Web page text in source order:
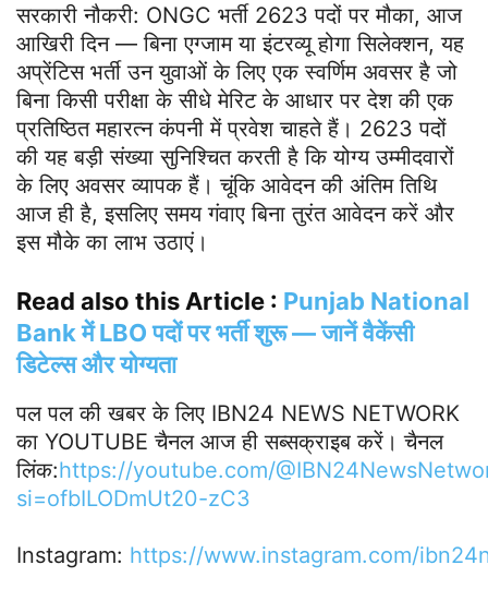
सरकारी नौकरी: ONGC भर्ती 2623 पदों पर मौका, आज
आखिरी दिन — बिना एग्जाम या इंटरव्यू होगा सिलेक्शन, यह
अप्रेंटिस भर्ती उन युवाओं के लिए एक स्वर्णिम अवसर है जो
बिना किसी परीक्षा के सीधे मेरिट के आधार पर देश की एक
प्रतिष्ठित महारत्न कंपनी में प्रवेश चाहते हैं। 2623 पदों
की यह बड़ी संख्या सुनिश्चित करती है कि योग्य उम्मीदवारों
के लिए अवसर व्यापक हैं। चूंकि आवेदन की अंतिम तिथि
आज ही है, इसलिए समय गंवाए बिना तुरंत आवेदन करें और
इस मौके का लाभ उठाएं।
Read also this Article : Punjab National
Bank में LBO पदों पर भर्ती शुरू — जानें वैकेंसी
डिटेल्स और योग्यता
पल पल की खबर के लिए IBN24 NEWS NETWORK
का YOUTUBE चैनल आज ही सब्सक्राइब करें। चैनल
लिंक:https://youtube.com/
si=ofbILODmUt20-zC3
Instagram: https://www.instagram.com/